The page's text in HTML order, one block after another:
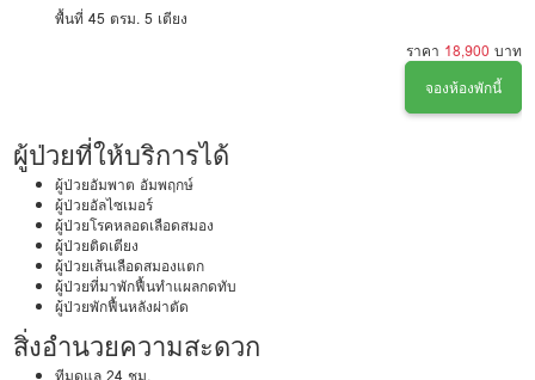
พื้นที่ 45 ตรม. 5 เตียง
ราคา 18,900 บาท
จองห้องพักนี้
ผู้ป่วยที่ให้บริการได้
ผู้ป่วยอัมพาต อัมพฤกษ์
ผู้ป่วยอัลไซเมอร์
ผู้ป่วยโรคหลอดเลือดสมอง
ผู้ป่วยติดเตียง
ผู้ป่วยเส้นเลือดสมองแตก
ผู้ป่วยที่มาพักฟื้นทำแผลกดทับ
ผู้ป่วยพักฟื้นหลังผ่าตัด
สิ่งอำนวยความสะดวก
ทีมดูแล 24 ชม.